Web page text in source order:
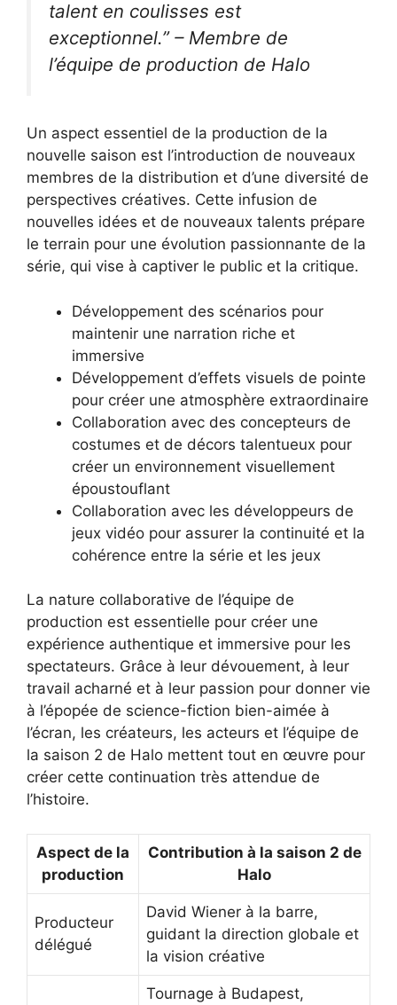
talent en coulisses est
exceptionnel.” – Membre de
l’équipe de production de Halo
Un aspect essentiel de la production de la
nouvelle saison est l’introduction de nouveaux
membres de la distribution et d’une diversité de
perspectives créatives. Cette infusion de
nouvelles idées et de nouveaux talents prépare
le terrain pour une évolution passionnante de la
série, qui vise à captiver le public et la critique.
Développement des scénarios pour
maintenir une narration riche et
immersive
Développement d’effets visuels de pointe
pour créer une atmosphère extraordinaire
Collaboration avec des concepteurs de
costumes et de décors talentueux pour
créer un environnement visuellement
époustouflant
Collaboration avec les développeurs de
jeux vidéo pour assurer la continuité et la
cohérence entre la série et les jeux
La nature collaborative de l’équipe de
production est essentielle pour créer une
expérience authentique et immersive pour les
spectateurs. Grâce à leur dévouement, à leur
travail acharné et à leur passion pour donner vie
à l’épopée de science-fiction bien-aimée à
l’écran, les créateurs, les acteurs et l’équipe de
la saison 2 de Halo mettent tout en œuvre pour
créer cette continuation très attendue de
l’histoire.
Aspect de la
production
Contribution à la saison 2 de
Halo
Producteur
délégué
David Wiener à la barre,
guidant la direction globale et
la vision créative
Tournage à Budapest,